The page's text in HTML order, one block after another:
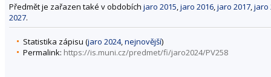
Předmět je zařazen také v obdobích jaro 2015,jaro 2016,jaro 2017,jaro
2027.
Statistika zápisu (jaro 2024,nejnovější)
Permalink: https://is.muni.cz/predmet/fi/jaro2024/PV258